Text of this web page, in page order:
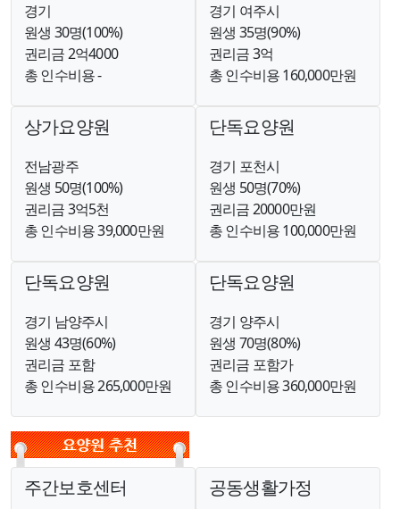
경기
원생 30명(100%)
권리금 2억4000
총 인수비용 -
경기 여주시
원생 35명(90%)
권리금 3억
총 인수비용 160,000만원
상가요양원
전남광주
원생 50명(100%)
권리금 3억5천
총 인수비용 39,000만원
단독요양원
경기 포천시
원생 50명(70%)
권리금 20000만원
총 인수비용 100,000만원
단독요양원
경기 남양주시
원생 43명(60%)
권리금 포함
총 인수비용 265,000만원
단독요양원
경기 양주시
원생 70명(80%)
권리금 포함가
총 인수비용 360,000만원
주간보호센터 공동생활가정